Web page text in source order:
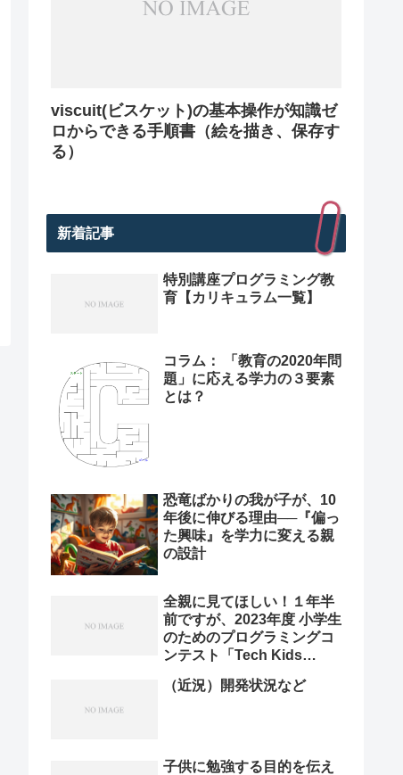
viscuit(ビスケット)の基本操作が知識ゼ
ロからできる手順書（絵を描き、保存す
る）
新着記事
特別講座プログラミング教
育【カリキュラム一覧】
コラム： 「教育の2020年問
題」に応える学力の３要素
とは？
恐竜ばかりの我が子が、10
年後に伸びる理由──『偏っ
た興味』を学力に変える親
の設計
全親に見てほしい！１年半
前ですが、2023年度 小学生
のためのプログラミングコ
ンテスト「Tech Kids
勝プレゼン動画を紹介。プ
（近況）開発状況など
子供に勉強する目的を伝え